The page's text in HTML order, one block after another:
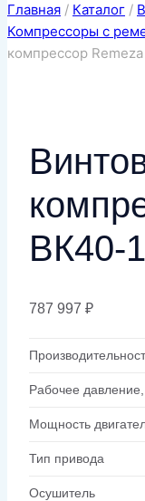
Главная / Каталог /
Компрессоры с
компрессор
ВК40-
787 997 ₽
Рабочее
Мощность
Тип привода
Осушитель